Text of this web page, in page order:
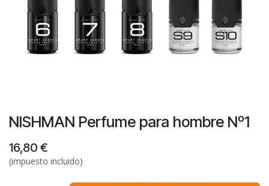
NISHMAN Perfume para hombre Nº1
16,80 €
(impuesto incluido)